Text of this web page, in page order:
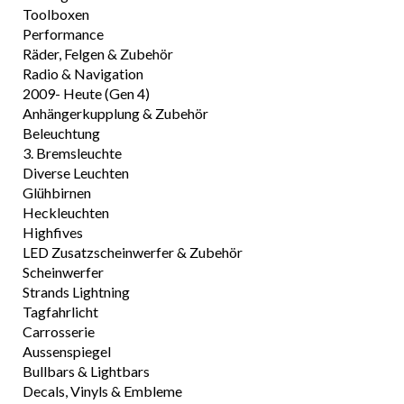
Toolboxen
Performance
Räder, Felgen & Zubehör
Radio & Navigation
2009- Heute (Gen 4)
Anhängerkupplung & Zubehör
Beleuchtung
3. Bremsleuchte
Diverse Leuchten
Glühbirnen
Heckleuchten
Highfives
LED Zusatzscheinwerfer & Zubehör
Scheinwerfer
Strands Lightning
Tagfahrlicht
Carrosserie
Aussenspiegel
Bullbars & Lightbars
Decals, Vinyls & Embleme